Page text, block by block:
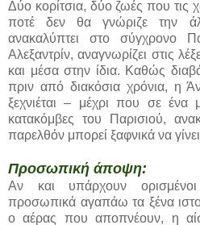
Δύο κορίτσια, δύο ζωές που τις
ποτέ δεν θα γνώριζε την
ανακαλύπτει στο σύγχρονο
Αλεξαντρίν, αναγνωρίζει στις
και μέσα στην ίδια. Καθώς
πριν από διακόσια χρόνια, η
ξεχνιέται – μέχρι που σε ένα
κατακόμβες του Παρισιού,
παρελθόν μπορεί ξαφνικά να
Προσωπική άποψη:
Αν και υπάρχουν
προσωπικά αγαπάω τα ξένα
ο αέρας που αποπνέουν, η